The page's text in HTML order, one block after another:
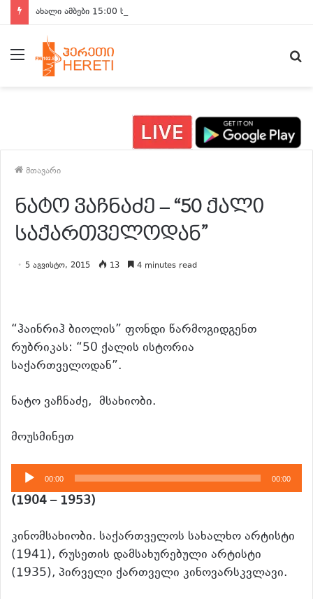
ახალი ამბები 15:00 საათზე
მენიუ
მთავარი
ნატო ვაჩნაძე – “50 ქალი
საქართველოდან”
5 აგვისტო, 2015 13 4 minutes read
“ჰაინრიჰ ბიოლის” ფონდი წარმოგიდგენთ
რუბრიკას: “50 ქალის ისტორია
საქართველოდან”.
ნატო ვაჩნაძე, მსახიობი.
მოუსმინეთ
აუდიო
დამკვრელი
00:00 00:00
(1904 – 1953)
კინომსახიობი. საქართველოს სახალხო არტისტი
(1941), რუსეთის დამსახურებული არტისტი
(1935), პირველი ქართველი კინოვარსკვლავი.